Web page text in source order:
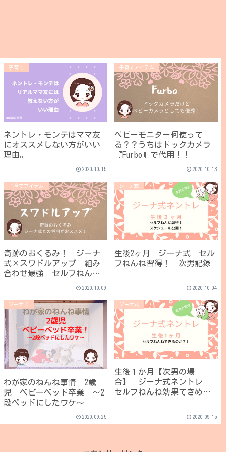
子育て
ネントレ・モンテはママ友
にオススメしない方がいい
理由。
2020.10.15
子育てアイテム
ベビーモニター何使って
る？？うちはドックカメラ
『Furbo』で代用！！
2020.10.13
子育てアイテム
奇跡のおくるみ！ ジーナ
式×スワドルアップ 組み
合わせ最強 セルフねんね
2020.10.09
ジーナ式
生後2ヶ月 ジーナ式 セル
フねんね習得！ 次男記録
2020.10.04
ジーナ式
わが家のねんね事情 2歳
児 ベビーベッド卒業 ～2
段ベッドにしたワケ～
2020.09.25
ジーナ式
生後１か月【次男の場
合】 ジーナ式ネントレ
セルフねんね効果てきめ
2020.09.15